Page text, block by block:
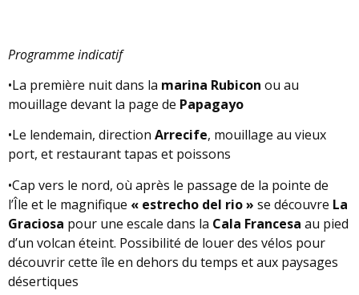
Programme indicatif
•La première nuit dans la marina Rubicon ou au
mouillage devant la page de Papagayo
•Le lendemain, direction Arrecife, mouillage au vieux
port, et restaurant tapas et poissons
•Cap vers le nord, où après le passage de la pointe de
l’Île et le magnifique « estrecho del rio » se découvre La
Graciosa pour une escale dans la Cala Francesa au pied
d’un volcan éteint. Possibilité de louer des vélos pour
découvrir cette île en dehors du temps et aux paysages
désertiques